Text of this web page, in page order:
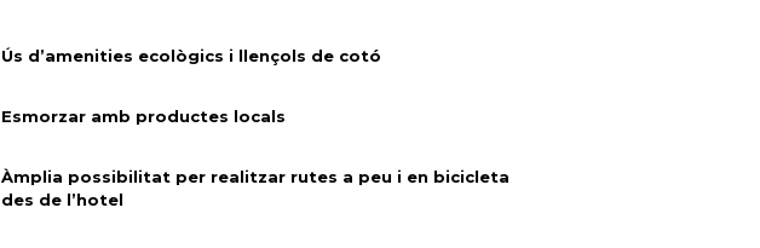
Ús d’amenities ecològics i llençols de cotó
Esmorzar amb productes locals
Àmplia possibilitat per realitzar rutes a peu i en bicicleta
des de l’hotel